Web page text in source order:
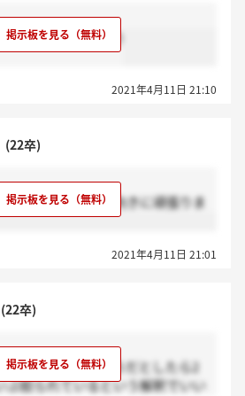
頑張りましょう(^^)
2021年4月11日 21:10
(22卒)
らないですが、前向きに頑張りま
2021年4月11日 21:01
(22卒)
す！なるほど、そうだとしたら2
ぶ絞られているという解釈でいい